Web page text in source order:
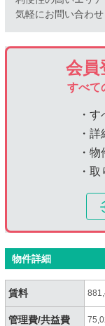
気軽にお問い合わせ
会員
すべて
・
・
・
・
物件詳細
賃料
管理費/共益費